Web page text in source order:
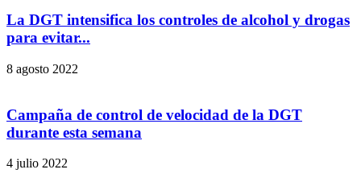
La DGT intensifica los controles de alcohol y drogas
para evitar...
8 agosto 2022
Campaña de control de velocidad de la DGT
durante esta semana
4 julio 2022